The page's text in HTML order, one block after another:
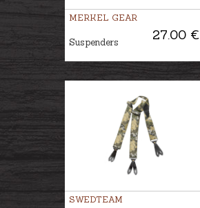
MERKEL GEAR
27.00 €
Suspenders
SWEDTEAM